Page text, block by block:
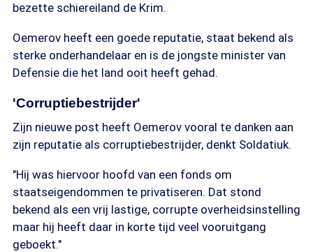
bezette schiereiland de Krim.
Oemerov heeft een goede reputatie, staat bekend als
sterke onderhandelaar en is de jongste minister van
Defensie die het land ooit heeft gehad.
'Corruptiebestrijder'
Zijn nieuwe post heeft Oemerov vooral te danken aan
zijn reputatie als corruptiebestrijder, denkt Soldatiuk.
"Hij was hiervoor hoofd van een fonds om
staatseigendommen te privatiseren. Dat stond
bekend als een vrij lastige, corrupte overheidsinstelling
maar hij heeft daar in korte tijd veel vooruitgang
geboekt."